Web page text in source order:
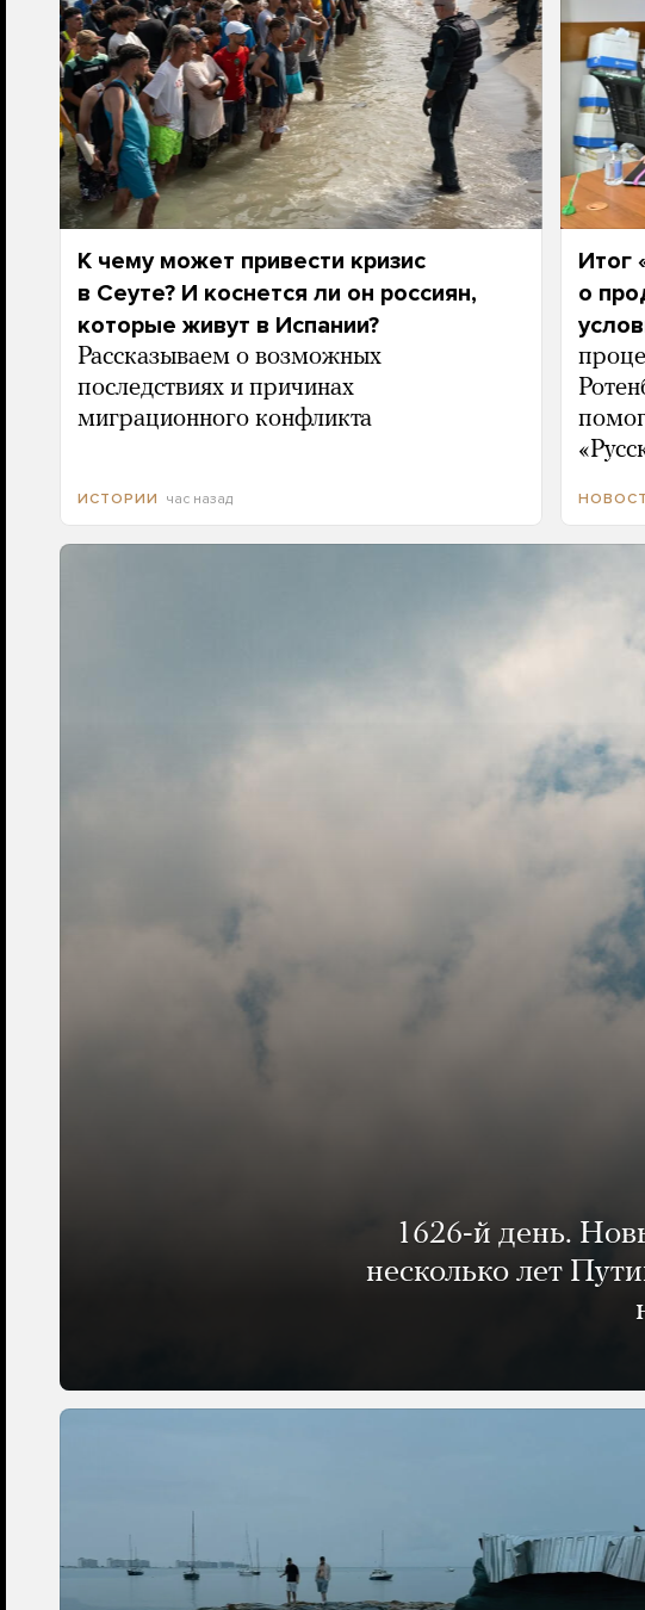
К чему может привести кризис
в Сеуте? И коснется ли он россиян,
которые живут в Испании?
Рассказываем о возможных
последствиях и причинах
миграционного конфликта
ИСТОРИИ час назад
Итог
о
1626-й день.
несколько лет